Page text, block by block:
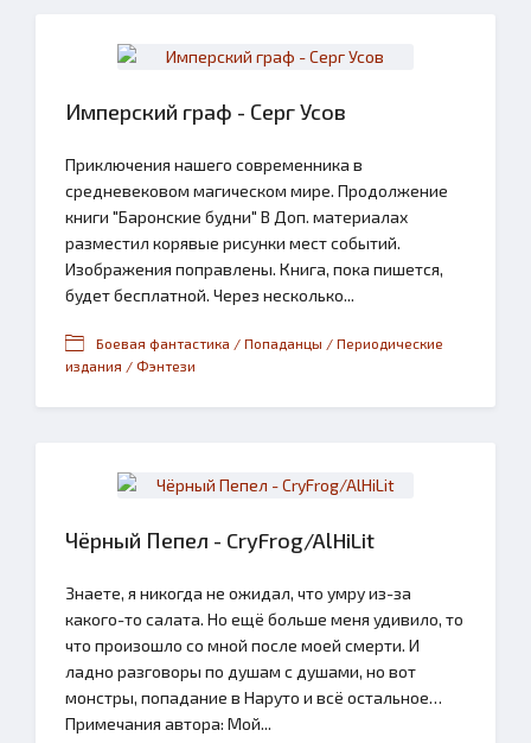
Имперский граф - Серг Усов
Приключения нашего современника в
средневековом магическом мире. Продолжение
книги "Баронские будни" В Доп. материалах
разместил корявые рисунки мест событий.
Изображения поправлены. Книга, пока пишется,
будет бесплатной. Через несколько...
Боевая фантастика / Попаданцы / Периодические
издания / Фэнтези
Чёрный Пепел - CryFrog/AlHiLit
Знаете, я никогда не ожидал, что умру из-за
какого-то салата. Но ещё больше меня удивило, то
что произошло со мной после моей смерти. И
ладно разговоры по душам с душами, но вот
монстры, попадание в Наруто и всё остальное…
Примечания автора: Мой...